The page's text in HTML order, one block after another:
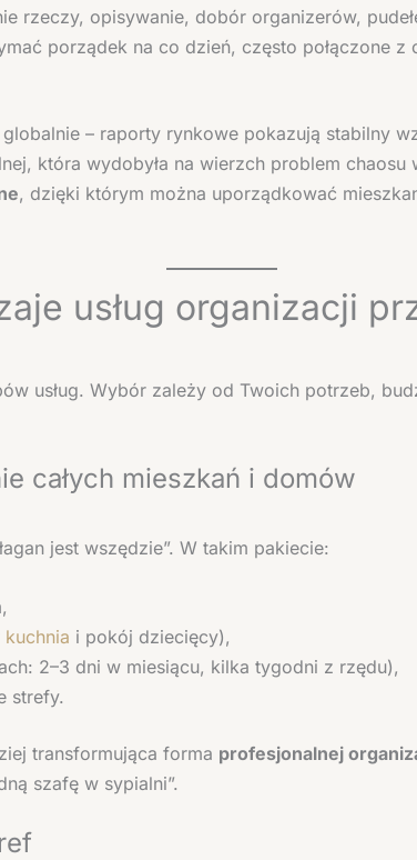
rzeczy, opisywanie, dobór organizerów,
porządek na co dzień, często połączone z
– raporty rynkowe pokazują stabilny
która wydobyła na wierzch problem
, dzięki którym można uporządkować
usług organizacji
usług. Wybór zależy od Twoich potrzeb,
całych mieszkań i domów
jest wszędzie”. W takim pakiecie:
kuchnia i pokój dziecięcy),
2–3 dni w miesiącu, kilka tygodni z rzędu),
strefy.
transformująca forma profesjonalnej
szafę w sypialni”.